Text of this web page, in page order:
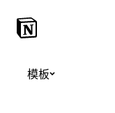
模板